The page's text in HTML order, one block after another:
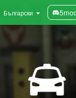
Български